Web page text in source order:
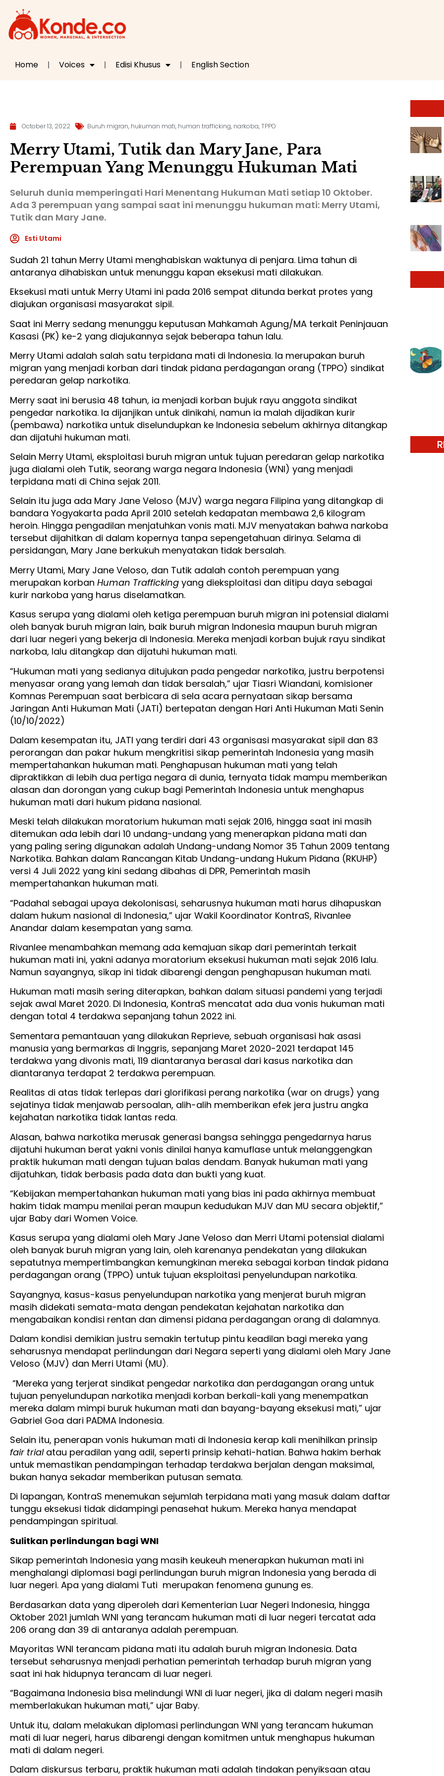
Home Voices Edisi Khusus English Section
October 13, 2022 Buruh migran, hukuman mati, human trafficking, narkoba,TPPO
Merry Utami, Tutik dan Mary Jane, Para
Perempuan Yang Menunggu Hukuman Mati
Seluruh dunia memperingati Hari Menentang Hukuman Mati setiap 10 Oktober.
Ada 3 perempuan yang sampai saat ini menunggu hukuman mati: Merry Utami,
Tutik dan Mary Jane.
Esti Utami
Sudah 21 tahun Merry Utami menghabiskan waktunya di penjara. Lima tahun di
antaranya dihabiskan untuk menunggu kapan eksekusi mati dilakukan.
Eksekusi mati untuk Merry Utami ini pada 2016 sempat ditunda berkat protes yang
diajukan organisasi masyarakat sipil.
Saat ini Merry sedang menunggu keputusan Mahkamah Agung/MA terkait Peninjauan
Kasasi (PK) ke-2 yang diajukannya sejak beberapa tahun lalu.
Merry Utami adalah salah satu terpidana mati di Indonesia. Ia merupakan buruh
migran yang menjadi korban dari tindak pidana perdagangan orang (TPPO) sindikat
peredaran gelap narkotika.
Merry saat ini berusia 48 tahun, ia menjadi korban bujuk rayu anggota sindikat
pengedar narkotika. Ia dijanjikan untuk dinikahi, namun ia malah dijadikan kurir
(pembawa) narkotika untuk diselundupkan ke Indonesia sebelum akhirnya ditangkap
dan dijatuhi hukuman mati.
Selain Merry Utami, eksploitasi buruh migran untuk tujuan peredaran gelap narkotika
juga dialami oleh Tutik, seorang warga negara Indonesia (WNI) yang menjadi
terpidana mati di China sejak 2011.
Selain itu juga ada Mary Jane Veloso (MJV) warga negara Filipina yang ditangkap di
bandara Yogyakarta pada April 2010 setelah kedapatan membawa 2,6 kilogram
heroin. Hingga pengadilan menjatuhkan vonis mati. MJV menyatakan bahwa narkoba
tersebut dijahitkan di dalam kopernya tanpa sepengetahuan dirinya. Selama di
persidangan, Mary Jane berkukuh menyatakan tidak bersalah.
Merry Utami, Mary Jane Veloso, dan Tutik adalah contoh perempuan yang
merupakan korban Human Trafficking yang dieksploitasi dan ditipu daya sebagai
kurir narkoba yang harus diselamatkan.
Kasus serupa yang dialami oleh ketiga perempuan buruh migran ini potensial dialami
oleh banyak buruh migran lain, baik buruh migran Indonesia maupun buruh migran
dari luar negeri yang bekerja di Indonesia. Mereka menjadi korban bujuk rayu sindikat
narkoba, lalu ditangkap dan dijatuhi hukuman mati.
“Hukuman mati yang sedianya ditujukan pada pengedar narkotika, justru berpotensi
menyasar orang yang lemah dan tidak bersalah,” ujar Tiasri Wiandani, komisioner
Komnas Perempuan saat berbicara di sela acara pernyataan sikap bersama
Jaringan Anti Hukuman Mati (JATI) bertepatan dengan Hari Anti Hukuman Mati Senin
(10/10/2022)
Dalam kesempatan itu, JATI yang terdiri dari 43 organisasi masyarakat sipil dan 83
perorangan dan pakar hukum mengkritisi sikap pemerintah Indonesia yang masih
mempertahankan hukuman mati. Penghapusan hukuman mati yang telah
dipraktikkan di lebih dua pertiga negara di dunia, ternyata tidak mampu memberikan
alasan dan dorongan yang cukup bagi Pemerintah Indonesia untuk menghapus
hukuman mati dari hukum pidana nasional.
Meski telah dilakukan moratorium hukuman mati sejak 2016, hingga saat ini masih
ditemukan ada lebih dari 10 undang-undang yang menerapkan pidana mati dan
yang paling sering digunakan adalah Undang-undang Nomor 35 Tahun 2009 tentang
Narkotika. Bahkan dalam Rancangan Kitab Undang-undang Hukum Pidana (RKUHP)
versi 4 Juli 2022 yang kini sedang dibahas di DPR, Pemerintah masih
mempertahankan hukuman mati.
“Padahal sebagai upaya dekolonisasi, seharusnya hukuman mati harus dihapuskan
dalam hukum nasional di Indonesia,” ujar Wakil Koordinator KontraS, Rivanlee
Anandar dalam kesempatan yang sama.
Rivanlee menambahkan memang ada kemajuan sikap dari pemerintah terkait
hukuman mati ini, yakni adanya moratorium eksekusi hukuman mati sejak 2016 lalu.
Namun sayangnya, sikap ini tidak dibarengi dengan penghapusan hukuman mati.
Hukuman mati masih sering diterapkan, bahkan dalam situasi pandemi yang terjadi
sejak awal Maret 2020. Di Indonesia, KontraS mencatat ada dua vonis hukuman mati
dengan total 4 terdakwa sepanjang tahun 2022 ini.
Sementara pemantauan yang dilakukan Reprieve, sebuah organisasi hak asasi
manusia yang bermarkas di Inggris, sepanjang Maret 2020-2021 terdapat 145
terdakwa yang divonis mati, 119 diantaranya berasal dari kasus narkotika dan
diantaranya terdapat 2 terdakwa perempuan.
Realitas di atas tidak terlepas dari glorifikasi perang narkotika (war on drugs) yang
sejatinya tidak menjawab persoalan, alih-alih memberikan efek jera justru angka
kejahatan narkotika tidak lantas reda.
Alasan, bahwa narkotika merusak generasi bangsa sehingga pengedarnya harus
dijatuhi hukuman berat yakni vonis dinilai hanya kamuflase untuk melanggengkan
praktik hukuman mati dengan tujuan balas dendam. Banyak hukuman mati yang
dijatuhkan, tidak berbasis pada data dan bukti yang kuat.
“Kebijakan mempertahankan hukuman mati yang bias ini pada akhirnya membuat
hakim tidak mampu menilai peran maupun kedudukan MJV dan MU secara objektif,”
ujar Baby dari Women Voice.
Kasus serupa yang dialami oleh Mary Jane Veloso dan Merri Utami potensial dialami
oleh banyak buruh migran yang lain, oleh karenanya pendekatan yang dilakukan
sepatutnya mempertimbangkan kemungkinan mereka sebagai korban tindak pidana
perdagangan orang (TPPO) untuk tujuan eksploitasi penyelundupan narkotika.
Sayangnya, kasus-kasus penyelundupan narkotika yang menjerat buruh migran
masih didekati semata-mata dengan pendekatan kejahatan narkotika dan
mengabaikan kondisi rentan dan dimensi pidana perdagangan orang di dalamnya.
Dalam kondisi demikian justru semakin tertutup pintu keadilan bagi mereka yang
seharusnya mendapat perlindungan dari Negara seperti yang dialami oleh Mary Jane
Veloso (MJV) dan Merri Utami (MU).
“Mereka yang terjerat sindikat pengedar narkotika dan perdagangan orang untuk
tujuan penyelundupan narkotika menjadi korban berkali-kali yang menempatkan
mereka dalam mimpi buruk hukuman mati dan bayang-bayang eksekusi mati,” ujar
Gabriel Goa dari PADMA Indonesia.
Selain itu, penerapan vonis hukuman mati di Indonesia kerap kali menihilkan prinsip
fair trialatau peradilan yang adil, seperti prinsip kehati-hatian. Bahwa hakim berhak
untuk memastikan pendampingan terhadap terdakwa berjalan dengan maksimal,
bukan hanya sekadar memberikan putusan semata.
Di lapangan, KontraS menemukan sejumlah terpidana mati yang masuk dalam daftar
tunggu eksekusi tidak didampingi penasehat hukum. Mereka hanya mendapat
pendampingan spiritual.
Sulitkan perlindungan bagi WNI
Sikap pemerintah Indonesia yang masih keukeuh menerapkan hukuman mati ini
menghalangi diplomasi bagi perlindungan buruh migran Indonesia yang berada di
luar negeri. Apa yang dialami Tuti merupakan fenomena gunung es.
Berdasarkan data yang diperoleh dari Kementerian Luar Negeri Indonesia, hingga
Oktober 2021 jumlah WNI yang terancam hukuman mati di luar negeri tercatat ada
206 orang dan 39 di antaranya adalah perempuan.
Mayoritas WNI terancam pidana mati itu adalah buruh migran Indonesia. Data
tersebut seharusnya menjadi perhatian pemerintah terhadap buruh migran yang
saat ini hak hidupnya terancam di luar negeri.
“Bagaimana Indonesia bisa melindungi WNI di luar negeri, jika di dalam negeri masih
memberlakukan hukuman mati,” ujar Baby.
Untuk itu, dalam melakukan diplomasi perlindungan WNI yang terancam hukuman
mati di luar negeri, harus dibarengi dengan komitmen untuk menghapus hukuman
mati di dalam negeri.
Dalam diskursus terbaru, praktik hukuman mati adalah tindakan penyiksaan atau